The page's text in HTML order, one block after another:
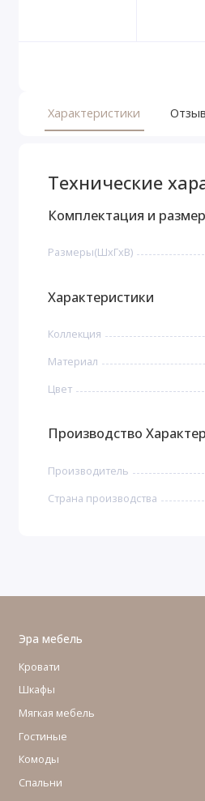
Характеристики
Технические
Комплектация и
Размеры(ШxГxВ)
Характеристики
Коллекция
Материал
Цвет
Производство
Производитель
Страна производства
Эра мебель
Кровати
Шкафы
Мягкая мебель
Гостиные
Комоды
Cпальни